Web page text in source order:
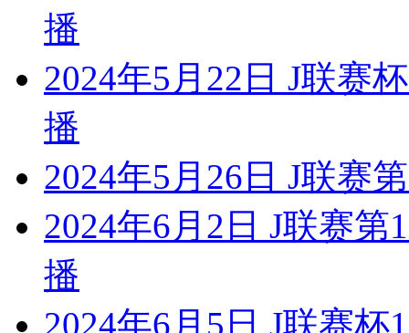
播
2024年5月22日 J联赛
播
2024年5月26日 J联赛
2024年6月2日 J联赛
播
2024年6月5日 J联赛